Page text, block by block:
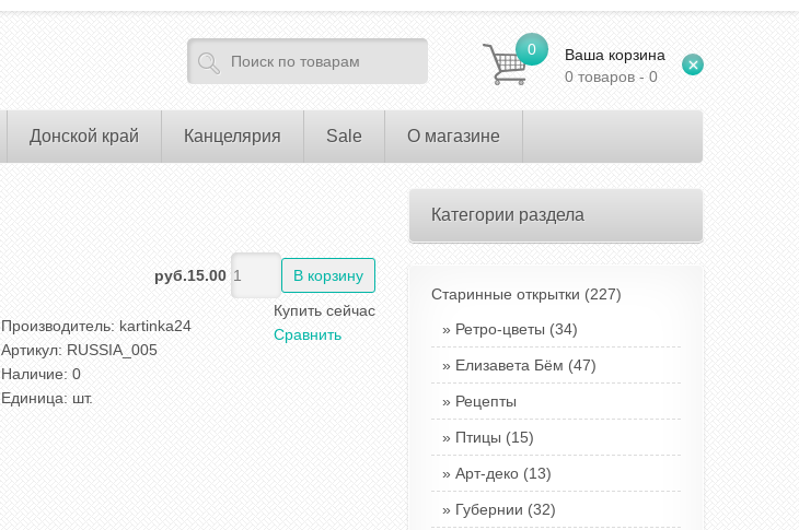
0
Ваша корзина
0 товаров - 0
Донской край Канцелярия Sale О магазине
руб.15.00
Производитель: kartinka24
Артикул: RUSSIA_005
Наличие: 0
Единица: шт.
Купить сейчас
Сравнить
Категории раздела
Старинные открытки (227)
Ретро-цветы (34)
Елизавета Бём (47)
Рецепты
Птицы (15)
Арт-деко (13)
Губернии (32)